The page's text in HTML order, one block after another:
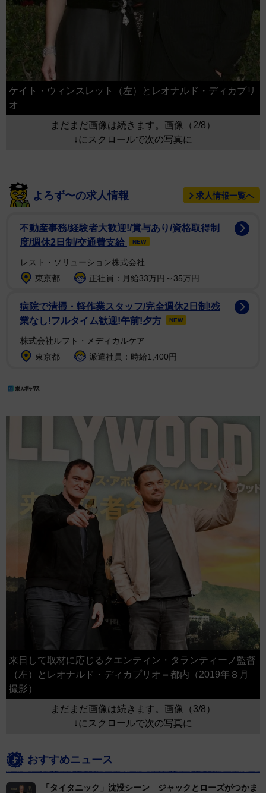
ケイト・ウィンスレット（左）とレオナルド・ディカプリ
オ
まだまだ画像は続きます。画像（2/8）
↓にスクロールで次の写真に
よろず〜の求人情報 求人情報一覧へ
不動産事務/経験者大歓迎!/賞与あり/資格取得制
度/週休2日制/交通費支給
NEW
レスト・ソリューション株式会社
東京都
正社員：月給33万円～35万円
病院で清掃・軽作業スタッフ/完全週休2日制!残
業なし!フルタイム歓迎!午前!夕方
NEW
株式会社ルフト・メディカルケア
東京都
派遣社員：時給1,400円
来日して取材に応じるクエンティン・タランティーノ監督
（左）とレオナルド・ディカプリオ＝都内（2019年８月
撮影）
まだまだ画像は続きます。画像（3/8）
↓にスクロールで次の写真に
おすすめニュース
「タイタニック」沈没シーン ジャックとローズがつかま